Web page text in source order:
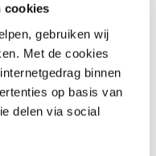
cookies
gebruiken wij
Met de cookies
binnen
op basis van
delen via social
complexe workflows
en systemen, en
handmatige
samenwerking.
gebruiken, hebben
basisbegrip van
agents werken,